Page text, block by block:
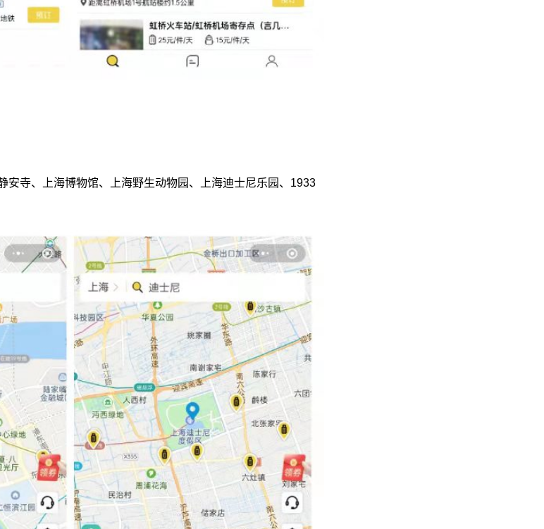
安寺、上海博物馆、上海野生动物园、上海迪士尼乐园、1933